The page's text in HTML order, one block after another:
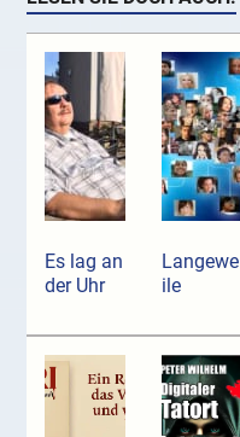
Es lag an
der Uhr
Langewe
ile